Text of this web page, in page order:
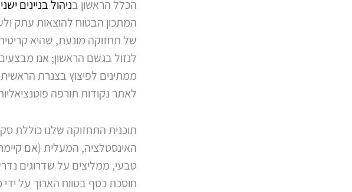
הכלל הראשון בניהול בניינים
המתכון הבטוח להוצאות עתק
של תחזוקה מונעת, שהיא
לנזול בגשם הראשון; אנו
ממתינים לפיצוץ בצנרת
לאתר נקודות תורפה
תוכנית התחזוקה שלנו כוללת
האינסטלציה, המעלית (אם
טבעי, ממליצים על שדרוגים
חוסכת כסף בטווח הארוך על